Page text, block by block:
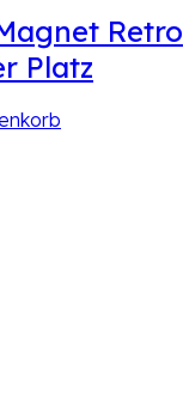
Retro
Platz